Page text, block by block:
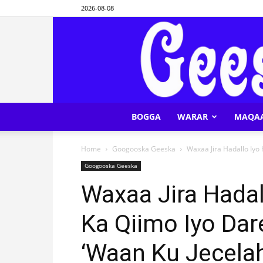
2026-08-08
BOGGA WARAR
Home Googooska Geeska Waxaa Jira Hadallo
Googooska Geeska
Waxaa Jira
Ka Qiimo Iyo
‘Waan Ku